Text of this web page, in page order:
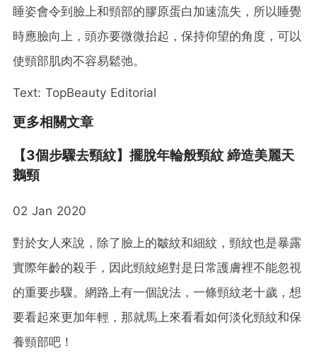
睡姿會令到臉上和頸部的膠原蛋白加速流失，所以睡覺
時應臉向上，頭亦要微微抬起，保持仰望的角度，可以
使頸部肌肉不容易鬆弛。
Text: TopBeauty Editorial
更多相關文章
【3個步驟去頸紋】擺脫年輪般頸紋 締造美麗天
鵝頸
02 Jan 2020
對於女人來說，除了臉上的皺紋和細紋，頸紋也是暴露
實際年齡的殺手，因此頸紋絕對是日常護膚裡不能忽視
的重要步驟。網路上有一個說法，一條頸紋老十歲，想
要看起來更加年輕，那就馬上來看看如何淡化頸紋和保
養頸部吧！